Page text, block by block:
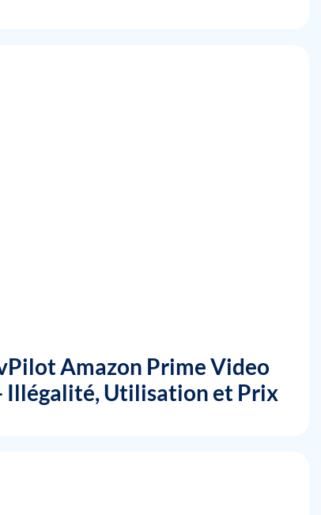
Amazon Prime Video
Illégalité, Utilisation et Prix